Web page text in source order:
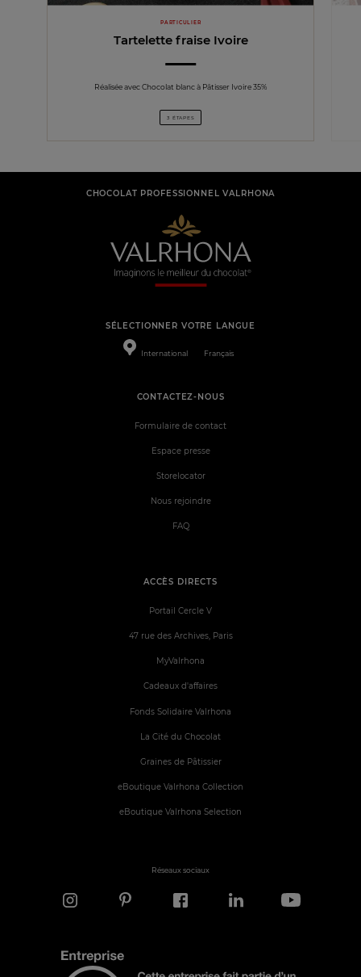
PARTICULIER
Tartelette fraise Ivoire
Réalisée avec Chocolat blanc à Pâtisser Ivoire 35%
3 ÉTAPES
CHOCOLAT PROFESSIONNEL VALRHONA
SÉLECTIONNER VOTRE LANGUE
International Français
ACCÈS DIRECTS
Portail Cercle V
47 rue des Archives, Paris
MyValrhona
Cadeaux d'affaires
Fonds Solidaire Valrhona
La Cité du Chocolat
Graines de Pâtissier
eBoutique Valrhona Collection
eBoutique Valrhona Selection
CONTACTEZ-NOUS
Formulaire de contact
Espace presse
Storelocator
Nous rejoindre
FAQ
Réseaux sociaux